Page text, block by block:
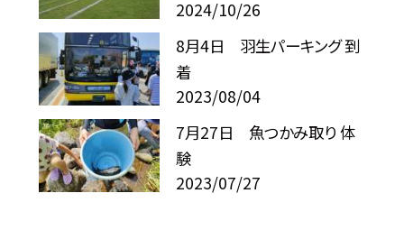
2024/10/26
8月4日 羽生パーキング 到
着
2023/08/04
7月27日 魚つかみ取り 体
験
2023/07/27